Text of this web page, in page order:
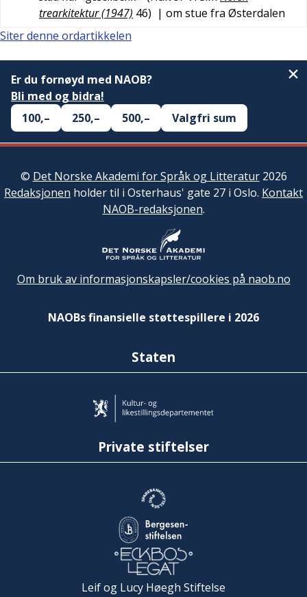
trearkitektur (1947) 46) | om stue fra Østerdalen
Siter denne ordartikkelen
Er du fornøyd med NAOB?
Bli med og bidra!
100,–
250,– 500,– Valgfri sum
© Det Norske Akademi for Språk og Litteratur2026
Redaksjonen holder til i Osterhaus' gate 27 i Oslo. Kontakt
NAOB-redaksjonen.
Om bruk av informasjonskapsler/cookies på naob.no
NAOBs finansielle støttespillere i 2026
Staten
Private stiftelser
Leif og Lucy Høegh Stiftelse